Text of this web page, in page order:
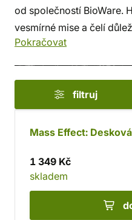
od společností BioWare.
vesmírné mise a čelí
i filmová adaptace hry
známé ze hry, včetně
Pokračovat
filtruj
Mass Effect:
1 349 Kč
skladem